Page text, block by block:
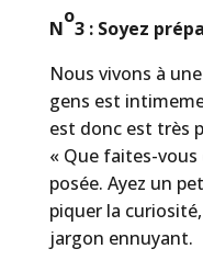
N
o
3 : Soyez
Nous vivons à
gens est
est donc est très
« Que faites-vous
posée. Ayez un
piquer la
jargon ennuyant.